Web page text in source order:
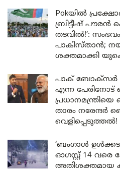
Pokയിൽ
ബ്രിട്ടീഷ് പൗരൻ
തടവിൽ!’:
പാകിസ്താൻ;
ശക്തമാക്കി
പാക് ബോക്സർ
എന്ന പേരിനോട്
പ്രധാനമന്ത്രിയെ
താരം നരേന്ദർ
വെളിപ്പെടുത്തൽ!
‘ബംഗാൾ
ഓഗസ്റ്റ് 14 വരെ
അതിശക്തമായ